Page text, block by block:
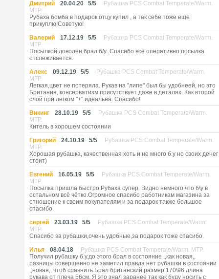
Дмитрий
20.04.20 5/5
Рубашка PCS Combat Temperate/Warm.
MTP.
Рубаха бомба в подарок отцу купил , а так себе тоже еще
прикуплю!Советую!
Валерий
17.12.19 5/5
Рубашка PCS Combat Temperate/Warm.
MTP.
Посылкой доволен,брал б/у .Спасибо всё оперативно,посылка
отслеживается.
Алекс
09.12.19 5/5
Рубашка PCS Combat Temperate/Warm.
MTP.
Легкая,цвет не потеряла. Рукав на "липе" был бы удобнеей, но это
Британия, консерватизм присутствует даже в деталях. Как второй
слой при легком "+" идеальна. Спасибо!
Викинг
28.10.19 5/5
Рубашка PCS Combat Temperate/Warm.
MTP.
Китель в хорошем состоянии
Григорий
24.10.19 5/5
Рубашка PCS Combat Temperate/Warm.
MTP.
Хорошая рубашка, качественная хоть и не много б.у но своих денег
стоит)
Евгений
16.05.19 5/5
Рубашка PCS Combat Temperate/Warm.
MTP.
Посылка пришла быстро.Рубаха супер. Видно немного что б\у в
остальном всё чётко.Огромное спасибо работникам магазина за
отношение к своим покупателям и за подарок также большое
спасибо.
сергей
23.03.19 5/5
Рубашка PCS Combat Temperate/Warm.
MTP.
Спасибо за рубашки,очень удобные,за подарок тоже спасибо.
Илья
08.04.18
Рубашка PCS Combat Temperate/Warm. MTP.
Получил рубашку б.у.до этого брал в состояние ,,как новая,,
разницы совершенно не заметил правда нет рубашки в состоянии
,,новая,, чтоб сравнить.Брал британский размер 170\96 длина
рукава от плеча 56см. Я это знал заранее так как буду носить с